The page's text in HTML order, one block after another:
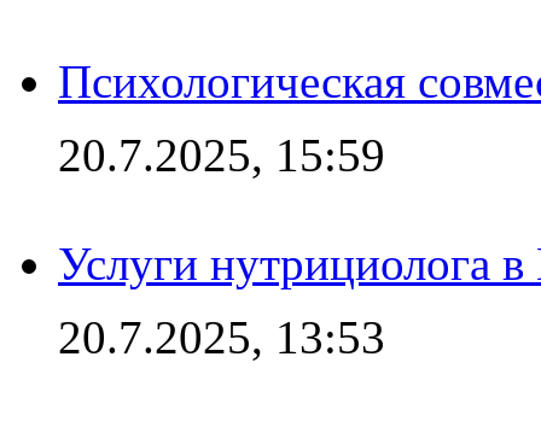
Психологическая
20.7.2025, 15:59
Услуги нутрициолога
20.7.2025, 13:53